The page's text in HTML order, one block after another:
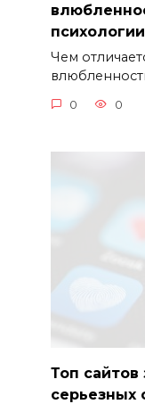
психологии
Чем
0 0
Топ сайтов
серьезных